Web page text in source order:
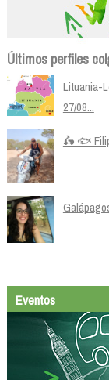
Últimos perfiles
Lituania-
27/08...
🛵 🐟
Eventos